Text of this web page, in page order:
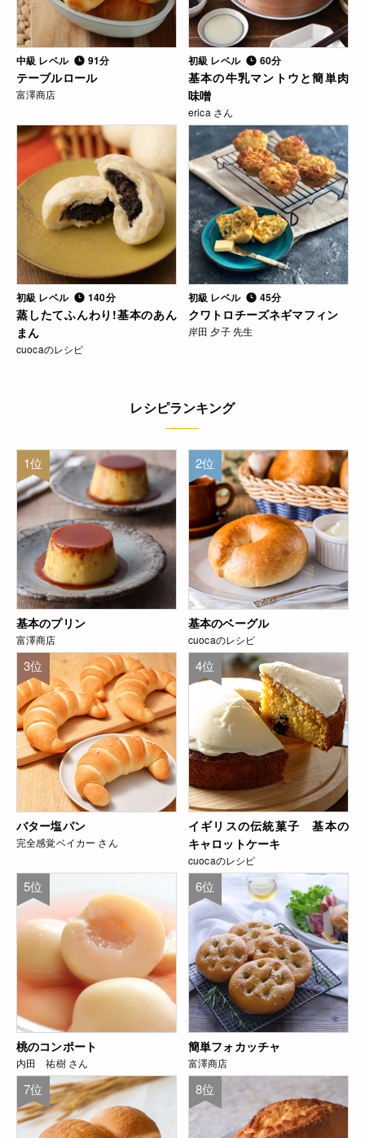
中級 レベル 91分
テーブルロール
富澤商店
初級 レベル 60分
基本の牛乳マントウと簡単肉
味噌
erica さん
初級 レベル 140分
蒸したてふんわり!基本のあん
まん
cuocaのレシピ
初級 レベル 45分
クワトロチーズネギマフィン
岸田 夕子 先生
レシピランキング
1位
基本のプリン
富澤商店
2位
基本のベーグル
cuocaのレシピ
3位
バター塩パン
完全感覚ベイカー さん
4位
イギリスの伝統菓子 基本の
キャロットケーキ
cuocaのレシピ
5位
桃のコンポート
内田 祐樹 さん
6位
簡単フォカッチャ
富澤商店
7位 8位